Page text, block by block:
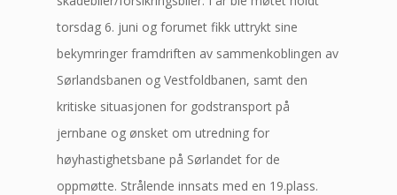
torsdag 6. juni og forumet fikk uttrykt sine
bekymringer framdriften av sammenkoblingen av
Sørlandsbanen og Vestfoldbanen, samt den
kritiske situasjonen for godstransport på
jernbane og ønsket om utredning for
høyhastighetsbane på Sørlandet for de
oppmøtte. Strålende innsats med en 19.plass.